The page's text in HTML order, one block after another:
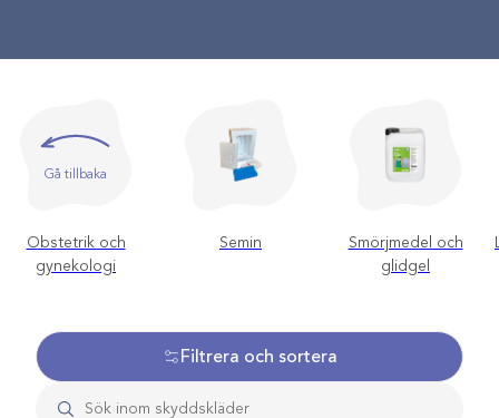
Gå tillbaka
Obstetrik och
gynekologi
Semin
Smörjmedel och
glidgel
Filtrera och sortera